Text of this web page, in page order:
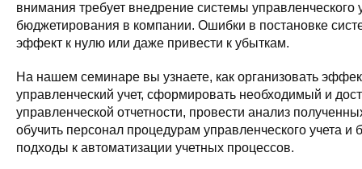
внимания требует внедрение системы управленческого
бюджетирования в компании. Ошибки в постановке
эффект к нулю или даже привести к убыткам.
На нашем семинаре вы узнаете, как организовать
управленческий учет, сформировать необходимый и
управленческой отчетности, провести анализ
обучить персонал процедурам управленческого учета и
подходы к автоматизации учетных процессов.